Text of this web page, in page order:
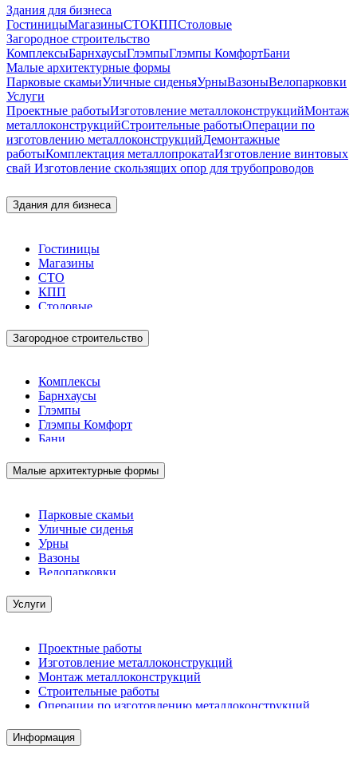
Здания для бизнеса
ГостиницыМагазиныСТОКППСтоловые
Загородное строительство
КомплексыБарнхаусыГлэмпыГлэмпы КомфортБани
Малые архитектурные формы
Парковые скамьиУличные сиденьяУрныВазоныВелопарковки
Услуги
Проектные работыИзготовление металлоконструкцийМонтаж
металлоконструкцийСтроительные работыОперации по
изготовлению металлоконструкцийДемонтажные
работыКомплектация металлопрокатаИзготовление винтовых
свай Изготовление скользящих опор для трубопроводов
Здания для бизнеса
Гостиницы
Магазины
СТО
КПП
Столовые
Загородное строительство
Комплексы
Барнхаусы
Глэмпы
Глэмпы Комфорт
Бани
Малые архитектурные формы
Парковые скамьи
Уличные сиденья
Урны
Вазоны
Велопарковки
Услуги
Проектные работы
Изготовление металлоконструкций
Монтаж металлоконструкций
Строительные работы
Операции по изготовлению металлоконструкций
Комплектация металлопроката
Изготовление винтовых свай
Информация